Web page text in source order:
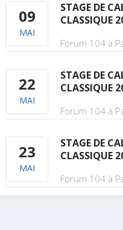
09
MAI
STAGE DE
CLASSIQUE
Forum 104 à
22
MAI
STAGE DE
CLASSIQUE
Forum 104 à
23
MAI
STAGE DE
CLASSIQUE
Forum 104 à